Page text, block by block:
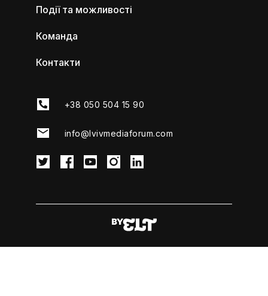
Події та можливості
Команда
Контакти
+38 050 504 15 90
info@lvivmediaforum.com